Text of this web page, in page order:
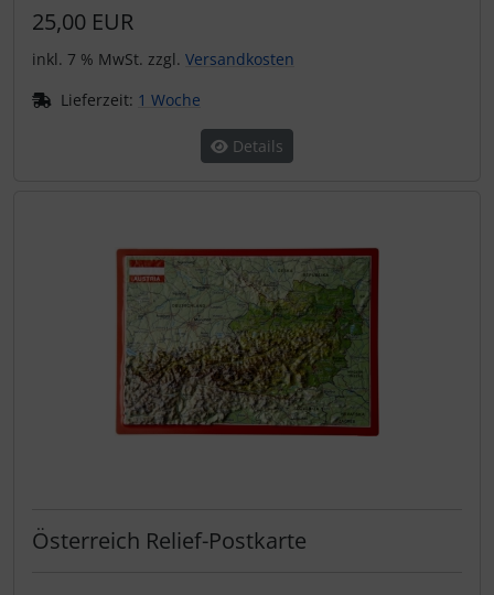
25,00 EUR
inkl. 7 % MwSt. zzgl. Versandkosten
Lieferzeit: 1 Woche
Details
Österreich Relief-Postkarte